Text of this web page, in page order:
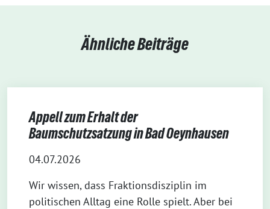
Ähnliche Beiträge
Appell zum Erhalt der
Baumschutzsatzung in Bad Oeynhausen
04.07.2026
Wir wissen, dass Fraktionsdisziplin im
politischen Alltag eine Rolle spielt. Aber bei